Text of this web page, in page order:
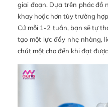
giai đoạn. Dựa trên phác đồ
khay hoặc hơn tùy trường
Cứ mỗi 1-2 tuần, bạn sẽ tự
tạo một lực đẩy nhẹ nhàng,
chút một cho đến khi đạt